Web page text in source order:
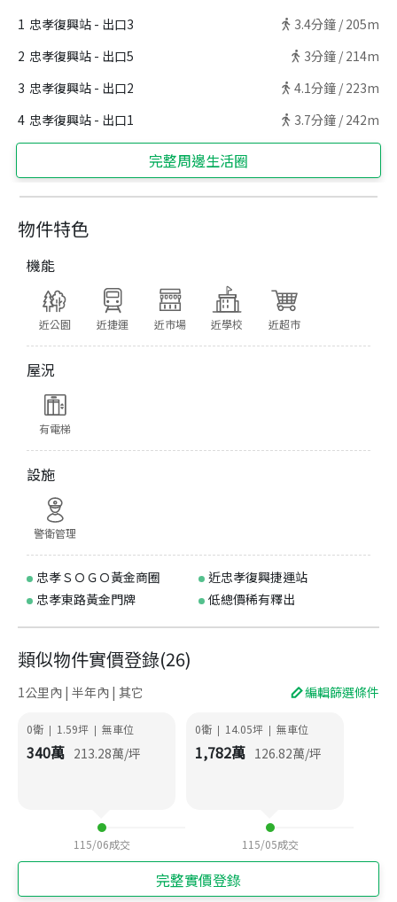
物件特色
機能
近公園 近捷運 近市場 近學校 近超市
屋況
有電梯
設施
警衛管理
忠孝ＳＯＧＯ黃金商圈
近忠孝復興捷運站
忠孝東路黃金門牌
低總價稀有釋出
1 忠孝復興站 - 出口3 3.4分鐘 / 205m
2 忠孝復興站 - 出口5 3分鐘 / 214m
3 忠孝復興站 - 出口2 4.1分鐘 / 223m
4 忠孝復興站 - 出口1 3.7分鐘 / 242m
完整周邊生活圈
類似物件實價登錄(26)
1公里內 | 半年內 | 其它 編輯篩選條件
0衛 | 1.59坪 | 無車位
340萬 213.28萬/坪
115/06成交
0衛 | 14.05坪 | 無車位
1,782萬 126.82萬/坪
115/05成交
完整實價登錄